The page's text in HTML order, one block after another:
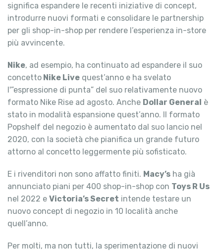
significa espandere le recenti iniziative di concept,
introdurre nuovi formati e consolidare le partnership
per gli shop-in-shop per rendere l’esperienza in-store
più avvincente.
Nike, ad esempio, ha continuato ad espandere il suo
concetto Nike Live quest’anno e ha svelato
l'”espressione di punta” del suo relativamente nuovo
formato Nike Rise ad agosto. Anche Dollar General è
stato in modalità espansione quest’anno. Il formato
Popshelf del negozio è aumentato dal suo lancio nel
2020, con la società che pianifica un grande futuro
attorno al concetto leggermente più sofisticato.
E i rivenditori non sono affatto finiti. Macy’s ha già
annunciato piani per 400 shop-in-shop con Toys R Us
nel 2022 e Victoria’s Secret intende testare un
nuovo concept di negozio in 10 località anche
quell’anno.
Per molti, ma non tutti, la sperimentazione di nuovi